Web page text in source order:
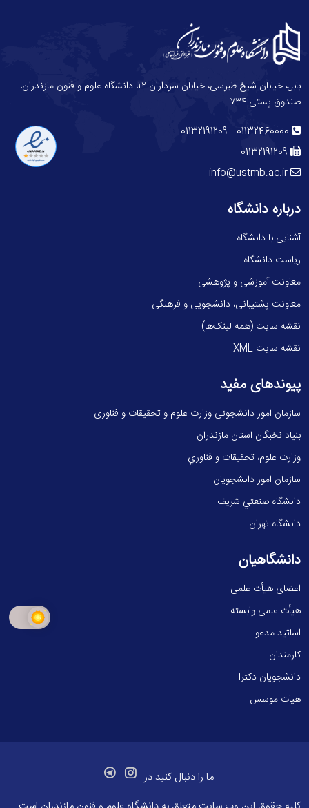
بابل، خیابان شیخ طبرسی، خیابان سرداران ۱۲، دانشگاه علوم و فنون مازندران،
صندوق پستی ۷۳۴
01132460000
-
01132191209
01132191209
info@ustmb.ac.ir
درباره دانشگاه
آشنایی با دانشگاه
ریاست دانشگاه
معاونت آموزشی و پژوهشی
معاونت پشتیبانی، دانشجویی و فرهنگی
نقشه سایت (همه لینک‌ها)
نقشه سایت XML
پیوندهای مفید
سازمان امور دانشجوئی وزارت علوم و تحقیقات و فناوری
بنیاد نخبگان استان مازندران
وزارت علوم، تحقيقات و فناوري
سازمان امور دانشجویان
دانشگاه صنعتي شريف
دانشگاه تهران
دانشگاهیان
اعضای هیأت علمی
هیأت علمی وابسته
اساتید مدعو
کارمندان
دانشجویان دکترا
هیات موسس
ما را دنبال کنید در